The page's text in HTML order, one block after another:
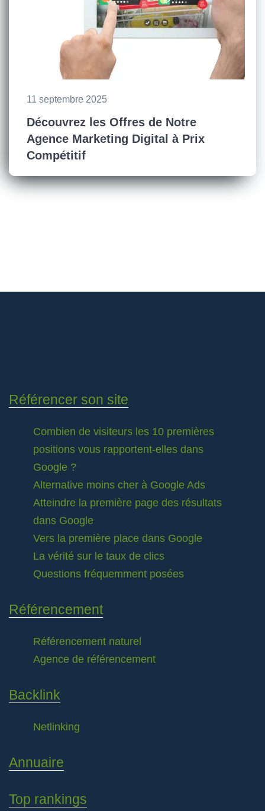
11 septembre 2025
Découvrez les Offres de Notre
Agence Marketing Digital à Prix
Compétitif
Référencer son site
Combien de visiteurs les 10 premières
positions vous rapportent-elles dans
Google ?
Alternative moins cher à Google Ads
Atteindre la première page des résultats
dans Google
Vers la première place dans Google
La vérité sur le taux de clics
Questions fréquemment posées
Référencement
Référencement naturel
Agence de référencement
Backlink
Netlinking
Annuaire
Top rankings